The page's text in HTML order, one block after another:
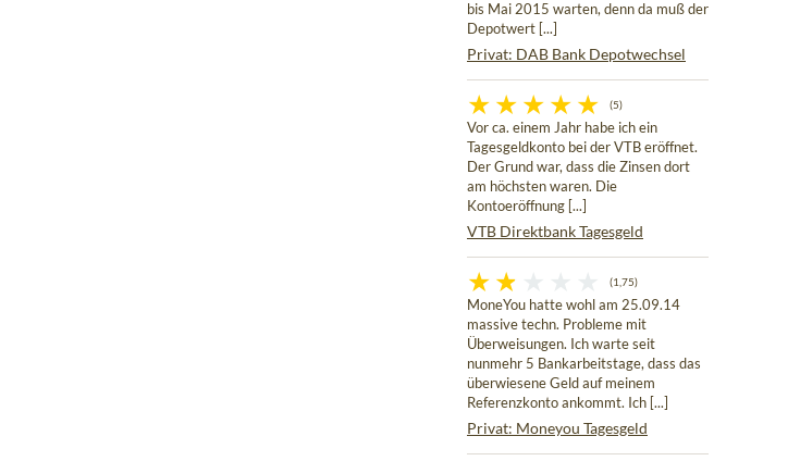
bis Mai 2015 warten, denn da muß der
Depotwert [...]
Privat: DAB Bank Depotwechsel
(5)
Vor ca. einem Jahr habe ich ein
Tagesgeldkonto bei der VTB eröffnet.
Der Grund war, dass die Zinsen dort
am höchsten waren. Die
Kontoeröffnung [...]
VTB Direktbank Tagesgeld
(1,75)
MoneYou hatte wohl am 25.09.14
massive techn. Probleme mit
Überweisungen. Ich warte seit
nunmehr 5 Bankarbeitstage, dass das
überwiesene Geld auf meinem
Referenzkonto ankommt. Ich [...]
Privat: Moneyou Tagesgeld